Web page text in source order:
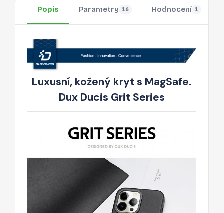
Popis Parametry 16 Hodnocení 1
Luxusní, kožený kryt s MagSafe.
Dux Ducis Grit Series